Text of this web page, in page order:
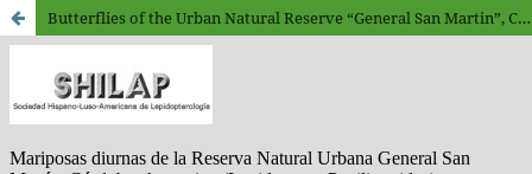
Butterflies of the Urban Natural Reserve “General San Martin”, Cordoba, Argentina (Lepidoptera: Papilionoidea)